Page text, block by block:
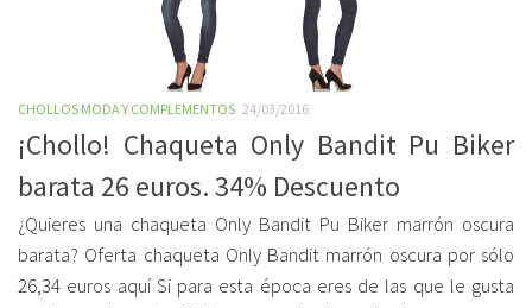
CHOLLOS MODA Y COMPLEMENTOS 24/03/2016
¡Chollo! Chaqueta Only Bandit Pu Biker
barata 26 euros. 34% Descuento
¿Quieres una chaqueta Only Bandit Pu Biker marrón oscura
barata? Oferta chaqueta Only Bandit marrón oscura por sólo
26,34 euros aquí Si para esta época eres de las que le gusta